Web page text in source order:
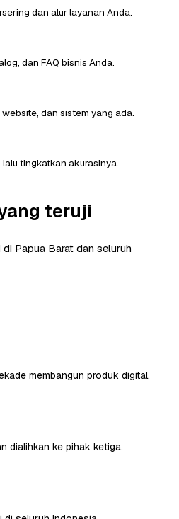
dan alur layanan Anda.
dan FAQ bisnis Anda.
dan sistem yang ada.
tingkatkan akurasinya.
teruji
Papua Barat dan seluruh
membangun produk digital.
dialihkan ke pihak ketiga.